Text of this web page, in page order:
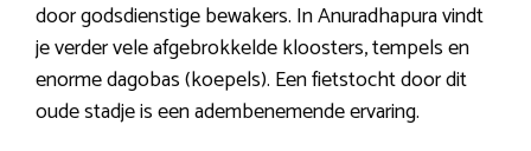
door godsdienstige bewakers. In Anuradhapura vindt
je verder vele afgebrokkelde kloosters, tempels en
enorme dagobas (koepels). Een fietstocht door dit
oude stadje is een adembenemende ervaring.